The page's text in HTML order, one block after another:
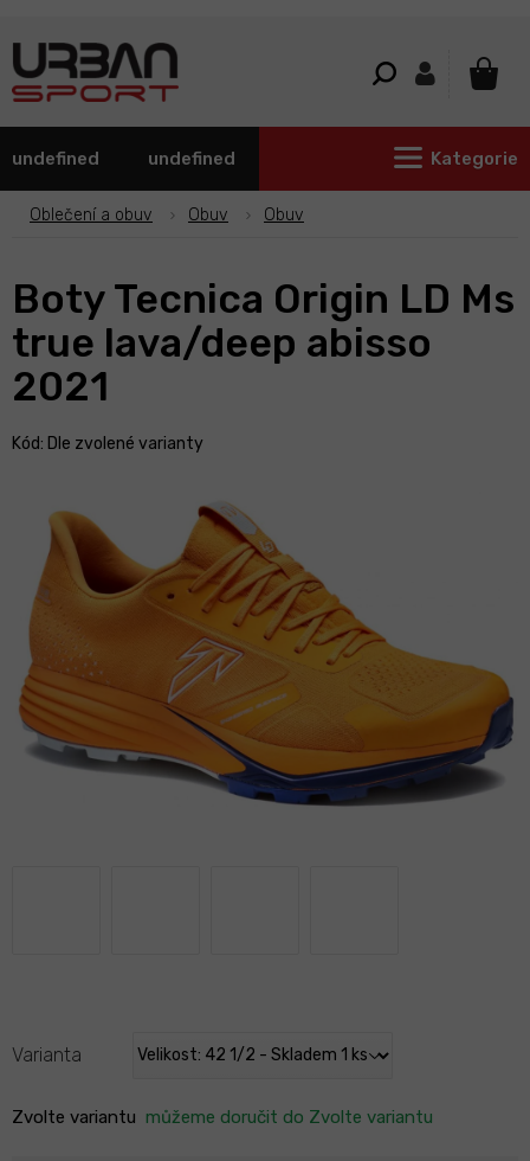
undefined undefined Kategorie
Oblečení a obuv Obuv Obuv
Boty Tecnica Origin LD Ms
true lava/deep abisso
2021
Kód: Dle zvolené varianty
Zvolte variantu můžeme doručit do Zvolte variantu
Varianta